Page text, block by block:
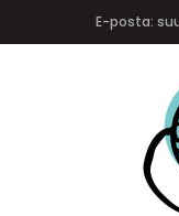
E-posta: